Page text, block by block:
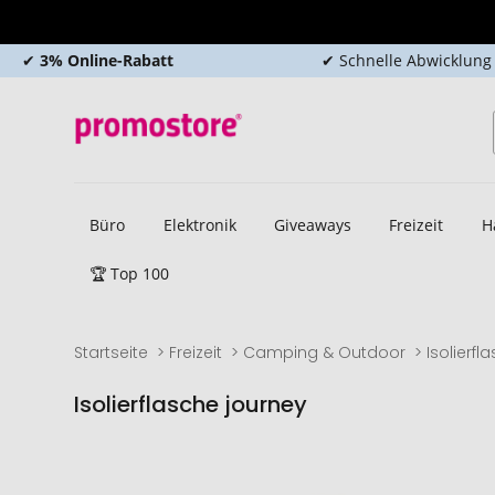
✔ 3% Online-Rabatt ✔ Schnelle Abwicklung
Büro Elektronik Giveaways Freizeit
🏆 Top 100
Startseite Freizeit Camping & Outdoor
Isolierflasche journey